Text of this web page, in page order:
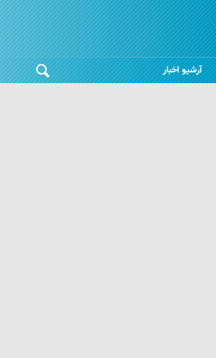
آرشیو اخبار